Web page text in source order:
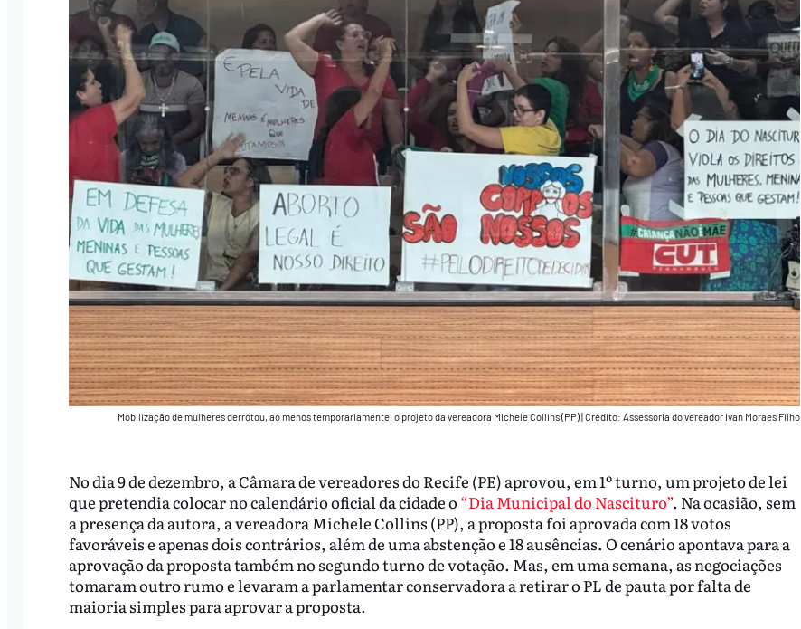
Mobilização de mulheres derrotou, ao menos temporariamente, o projeto da vereadora Michele Collins (PP)|Crédito: Assessoria do vereador Ivan Moraes Filho
No dia 9 de dezembro, a Câmara de vereadores do Recife (PE) aprovou, em 1º turno, um projeto de lei
que pretendia colocar no calendário oficial da cidade o “Dia Municipal do Nascituro”. Na ocasião, sem
a presença da autora, a vereadora Michele Collins (PP), a proposta foi aprovada com 18 votos
favoráveis e apenas dois contrários, além de uma abstenção e 18 ausências. O cenário apontava para a
aprovação da proposta também no segundo turno de votação. Mas, em uma semana, as negociações
tomaram outro rumo e levaram a parlamentar conservadora a retirar o PL de pauta por falta de
maioria simples para aprovar a proposta.